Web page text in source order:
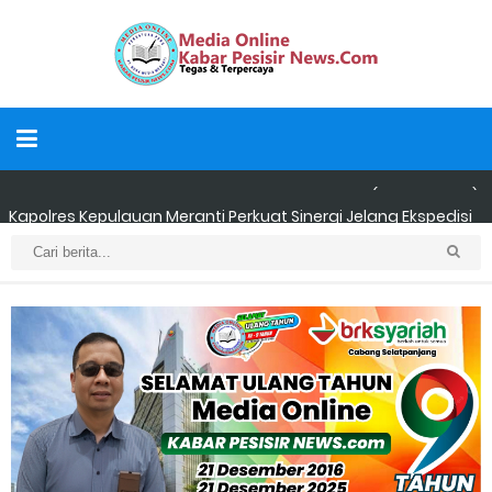
Kapolres Kepulauan Meranti Perkuat Sinergi Jelang Ekspedisi
Teluk Belitung Bagaikan Kota Mati Disaat Listrik Diberlakukan
Pemadaman Secara Bergilir, Mesin 600 kW Diharapkan Jadi
Solusi.
F-PETIR Desak Pemkab Lingga Segera Buka Solusi Tambang